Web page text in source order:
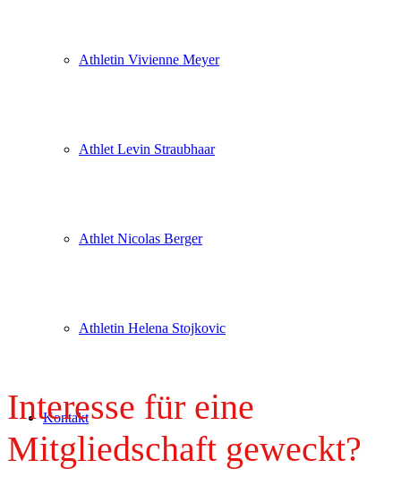
Athletin Vivienne Meyer
Athlet Levin Straubhaar
Athlet Nicolas Berger
Athletin Helena Stojkovic
Kontakt
Interesse für eine
Mitgliedschaft geweckt?